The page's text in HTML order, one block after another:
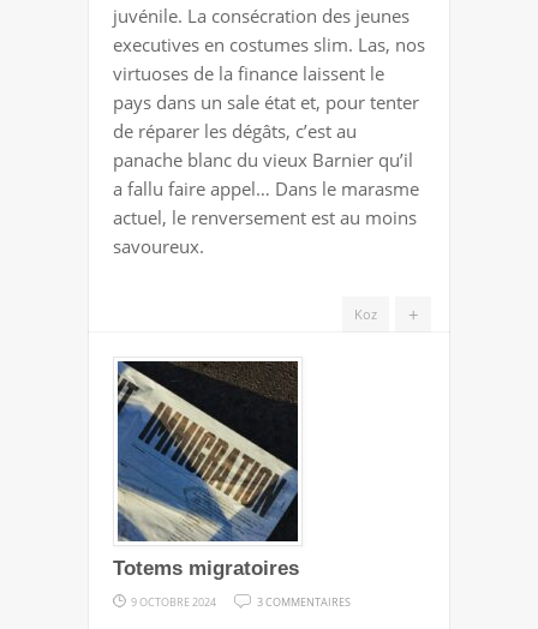
DARONS
juvénile. La consécration des jeunes
executives en costumes slim. Las, nos
virtuoses de la finance laissent le
pays dans un sale état et, pour tenter
de réparer les dégâts, c’est au
panache blanc du vieux Barnier qu’il
a fallu faire appel… Dans le marasme
actuel, le renversement est au moins
savoureux.
+
Koz
Totems migratoires
9 OCTOBRE 2024 3 COMMENTAIRES